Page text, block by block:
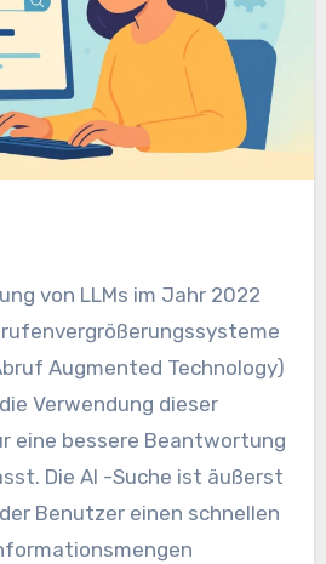
Augmented Technology)
Verwendung dieser
eine bessere Beantwortung
Die AI -Suche ist äußerst
Benutzer einen schnellen